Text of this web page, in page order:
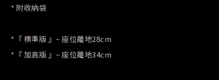
* 附收納袋
*『 標準版 』~ 座位離地28cm
*『 加高版 』~ 座位離地34cm